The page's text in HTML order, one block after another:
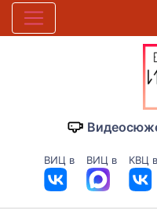
ВИЦ в ВИЦ в КВЦ в